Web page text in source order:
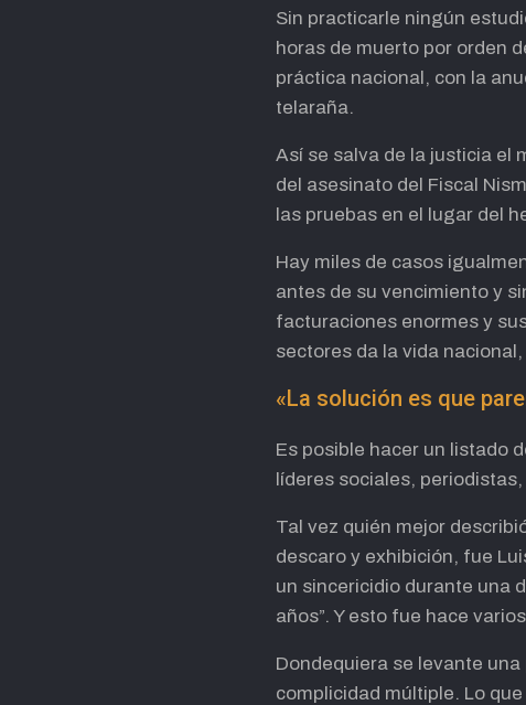
Sin practicarle ningún
horas de muerto por orden
práctica nacional, con la
telaraña.
Así se salva de la justicia el
del asesinato del Fiscal
las pruebas en el lugar del
Hay miles de casos
antes de su vencimiento y
facturaciones enormes y
sectores da la vida
«La solución es que
Es posible hacer un listado
líderes sociales,
Tal vez quién mejor
descaro y exhibición, fue
un sincericidio durante una
años”. Y esto fue hace
Dondequiera se levante
complicidad múltiple. Lo